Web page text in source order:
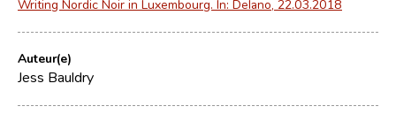
Writing Nordic Noir in Luxembourg. In: Delano, 22.03.2018
Auteur(e)
Jess Bauldry